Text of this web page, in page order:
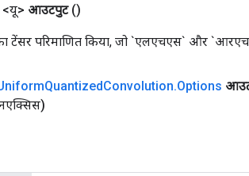
<यू> आउटपुट ()
टेंसर परिमाणित किया, जो `एलएचएस` और
QuantizedConvolution.Options